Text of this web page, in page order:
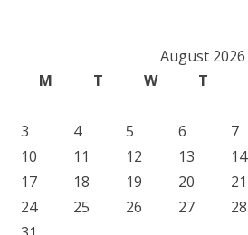
August 2026
M
T W T
3
4 5 6 7
10
11 12 13 14
17
18 19 20 21
24
25 26 27 28